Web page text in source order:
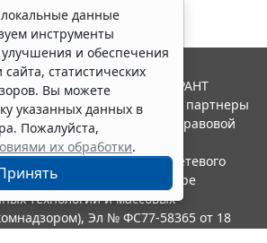
данные
инструменты
и обеспечения
статистических
Вы можете
указанных данных в
Пожалуйста,
их обработки.
СЕРВИС", 2026. Система ГАРАНТ
года. Компания "Гарант" и ее партнеры
Российской ассоциации правовой
в качестве сетевого
службой по надзору в сфере
технологий и массовых
Эл № ФС77-58365 от 18